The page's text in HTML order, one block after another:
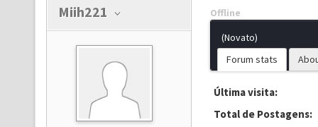
Miih221
Offline
(Novato)
Forum stats
Última visita:
Total de Postagens: